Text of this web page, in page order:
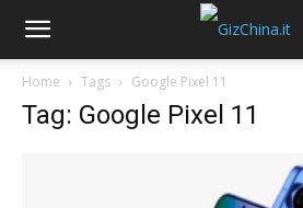
Home Tags Google Pixel 11
Tag: Google Pixel 11